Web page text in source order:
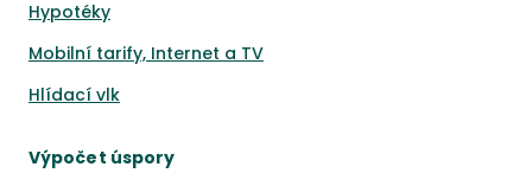
Hypotéky
Mobilní tarify, Internet a TV
Hlídací vlk
Výpočet úspory